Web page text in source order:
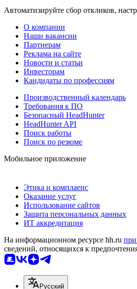
Автоматизируйте сбор откликов,
О компании
Наши вакансии
Партнерам
Реклама на сайте
Новости и статьи
Инвесторам
Кандидаты по профессиям
Производственный календарь
Требования к ПО
Безопасный HeadHunter
HeadHunter API
Поиск работы
Поиск по резюме
Мобильное приложение
Этика и комплаенс
Оказание услуг
Использование сайтов
Защита персональных данных
ИТ аккредитация
На информационном ресурсе hh.ru
сведений, относящихся к
Русский